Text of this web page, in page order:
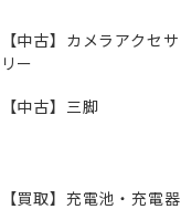
【中古】カメラアクセサ
リー
【中古】三脚
【買取】充電池・充電器